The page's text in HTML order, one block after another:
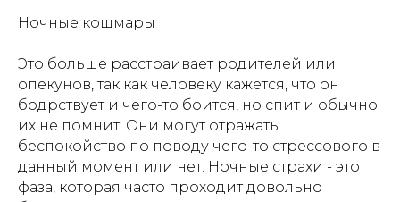
Ночные кошмары
Это больше расстраивает родителей или
опекунов, так как человеку кажется, что он
бодрствует и чего-то боится, но спит и обычно
их не помнит. Они могут отражать
беспокойство по поводу чего-то стрессового в
данный момент или нет. Ночные страхи - это
фаза, которая часто проходит довольно